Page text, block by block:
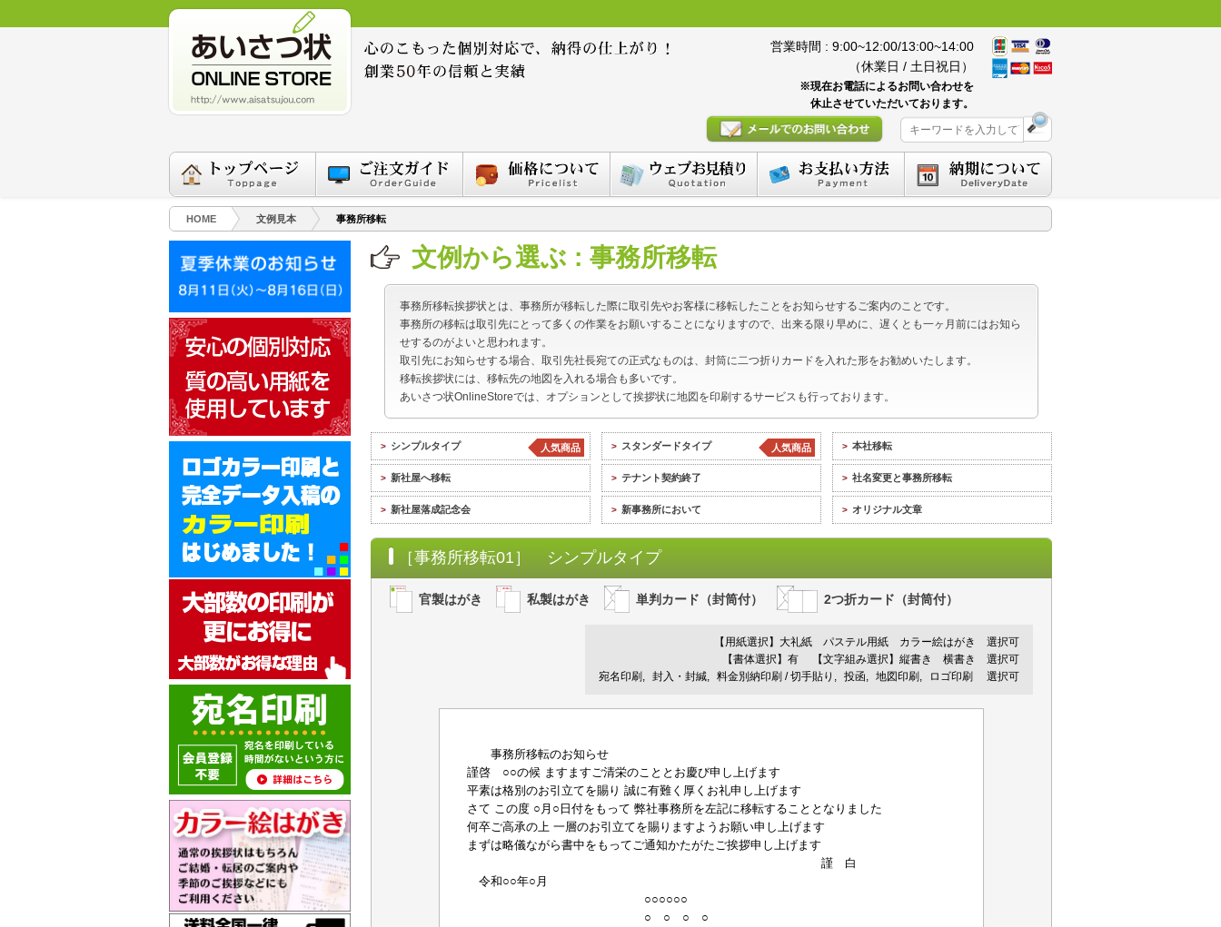
営業時間 : 9:00~12:00/13:00~14:00
（休業日 / 土日祝日）
※現在お電話によるお問い合わせを
休止させていただいております。
HOME 文例見本 事務所移転
文例から選ぶ : 事務所移転
事務所移転挨拶状とは、事務所が移転した際に取引先やお客様に移転したことをお知らせするご案内のことです。
事務所の移転は取引先にとって多くの作業をお願いすることになりますので、出来る限り早めに、遅くとも一ヶ月前にはお知ら
せするのがよいと思われます。
取引先にお知らせする場合、取引先社長宛ての正式なものは、封筒に二つ折りカードを入れた形をお勧めいたします。
移転挨拶状には、移転先の地図を入れる場合も多いです。
あいさつ状OnlineStoreでは、オプションとして挨拶状に地図を印刷するサービスも行っております。
> シンプルタイプ 人気商品 > スタンダードタイプ 人気商品 > 本社移転
> 新社屋へ移転 > テナント契約終了 > 社名変更と事務所移転
> 新社屋落成記念会 > 新事務所において > オリジナル文章
［事務所移転01］ シンプルタイプ
官製はがき 私製はがき 単判カード（封筒付） 2つ折カード（封筒付）
【用紙選択】 大礼紙 パステル用紙 カラー絵はがき
選択可
【書体選択】有
【文字組み選択】縦書き 横書き 選択可
宛名印刷
封入・封緘 料金別納印刷 / 切手貼り 投函 地図印刷 ロゴ印刷 選択可
事務所移転のお知らせ
謹啓 ○○の候 ますますご清栄のこととお慶び申し上げます
平素は格別のお引立てを賜り 誠に有難く厚くお礼申し上げます
さて この度 ○月○日付をもって 弊社事務所を左記に移転することとなりました
何卒ご高承の上 一層のお引立てを賜りますようお願い申し上げます
まずは略儀ながら書中をもってご通知かたがたご挨拶申し上げます
謹 白
令和○○年○月
○○○○○○
○ ○ ○ ○